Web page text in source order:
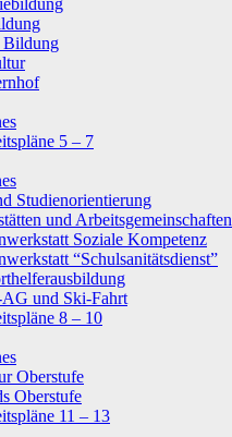
5 – 7
Studienorientierung
und Arbeitsgemeinschaften
Soziale Kompetenz
“Schulsanitätsdienst”
und Ski-Fahrt
8 – 10
Oberstufe
Oberstufe
11 – 13